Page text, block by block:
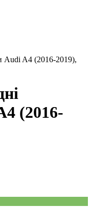
Audi A4 (2016-2019),
(2016-